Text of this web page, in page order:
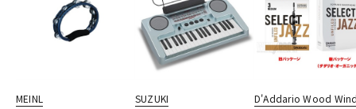
MEINL SUZUKI D'Addario Wood